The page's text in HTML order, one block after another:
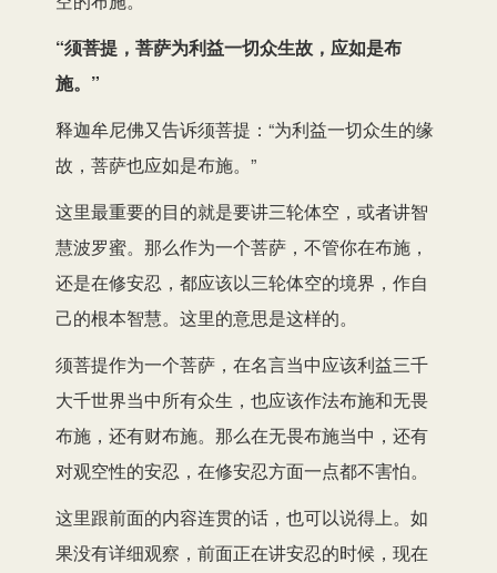
“须菩提，菩萨为利益一切众生故，应如是布
施。”
释迦牟尼佛又告诉须菩提：“为利益一切众生的缘
故，菩萨也应如是布施。”
这里最重要的目的就是要讲三轮体空，或者讲智
慧波罗蜜。那么作为一个菩萨，不管你在布施，
还是在修安忍，都应该以三轮体空的境界，作自
己的根本智慧。这里的意思是这样的。
须菩提作为一个菩萨，在名言当中应该利益三千
大千世界当中所有众生，也应该作法布施和无畏
布施，还有财布施。那么在无畏布施当中，还有
对观空性的安忍，在修安忍方面一点都不害怕。
这里跟前面的内容连贯的话，也可以说得上。如
果没有详细观察，前面正在讲安忍的时候，现在